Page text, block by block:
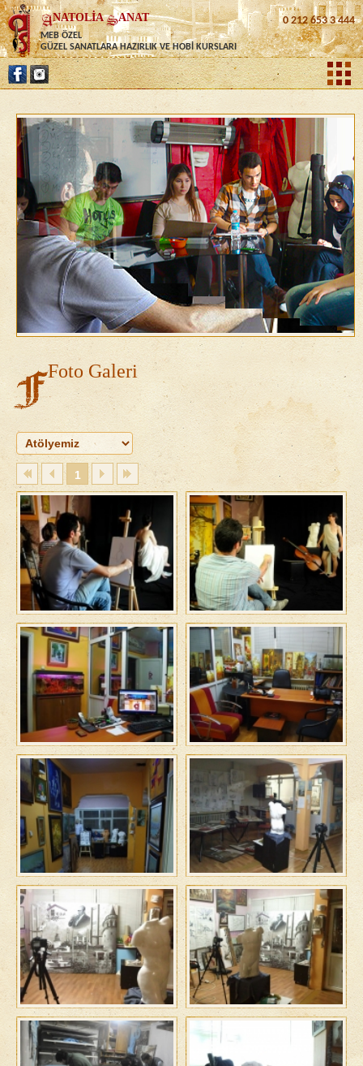
NATOLİA ANAT
MEB ÖZEL
GÜZEL SANATLARA HAZIRLIK VE HOBİ KURSLARI
0 212 653 3 444
Foto Galeri
1